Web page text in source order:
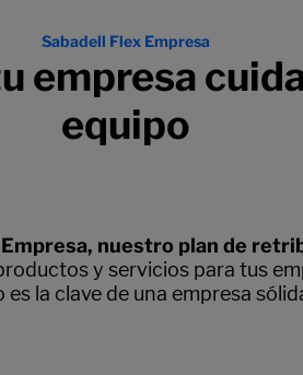
Sabadell Flex Empresa
empresa
equipo
nuestro plan de
y servicios para tus
la clave de una empresa